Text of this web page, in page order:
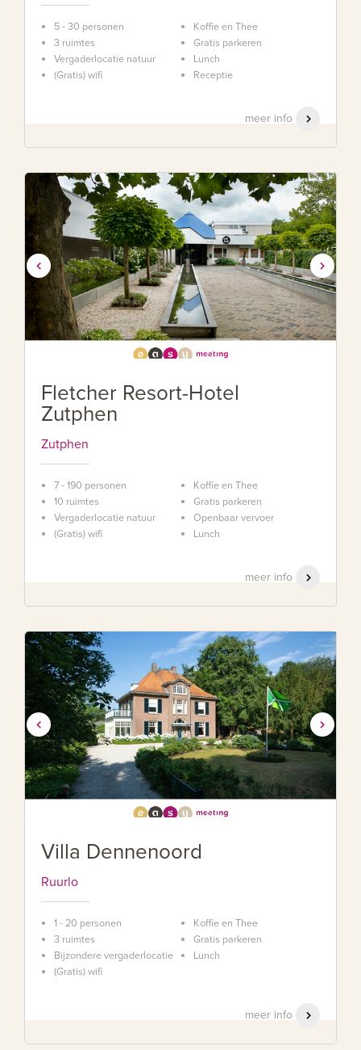
5 - 30 personen
3 ruimtes
Vergaderlocatie natuur
(Gratis) wifi
Koffie en Thee
Gratis parkeren
Lunch
Receptie
meer info
Fletcher Resort-Hotel
Zutphen
Zutphen
7 - 190 personen
10 ruimtes
Vergaderlocatie natuur
(Gratis) wifi
Koffie en Thee
Gratis parkeren
Openbaar vervoer
Lunch
meer info
Villa Dennenoord
Ruurlo
1 - 20 personen
3 ruimtes
Bijzondere vergaderlocatie
(Gratis) wifi
Koffie en Thee
Gratis parkeren
Lunch
meer info